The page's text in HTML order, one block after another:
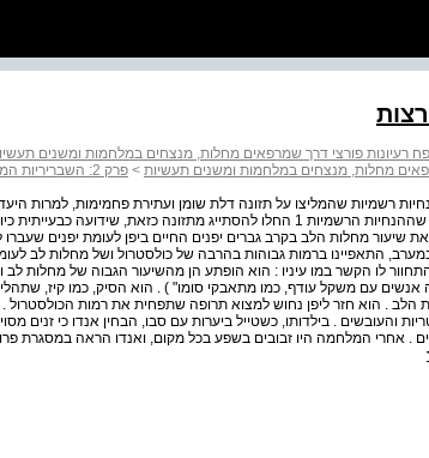
רעיונות פורצי דרך שמרפאים מחלות, מנצחים במלחמות ומשנים
מחלות, מנצחים במלחמות ומשנים תעשיות > פרק 2: השבריריות המפתיעה של ההבלחה
לניסוח הנחיות רשמיות שהמליצו על תזונה דלת שומן ועתירת פחמימות, למרות
עברו שישה עשורים עד שההנחיות הרשמיות 1 החלו להסתייג מתזונה כזאת,
שיעור מחלות הלב בקרב גברים יפנים החיים ביפן לעומת יפנים שעברו
התאפיינו ברמות גבוהות בהרבה של כולסטרול ושל מחלות לב
התחוור לו הקשר במו עיניו : הוא הופתע הן מהשיעור הגבוה של מחלות
עם משקל עודף, כמו מתאבקי סומו" ) . הוא הסיק, כמו קיז,
הלב . הוא חזר ליפן נחוש למצוא תרופה שתפחית את רמות
והעובשים . בילדותו, כשטייל ביערות עם סבו, הבחין אנדו כי זנים
. אחרי המלחמה היו זבובים בשפע בכל מקום, ואנדו הראה במסגרת